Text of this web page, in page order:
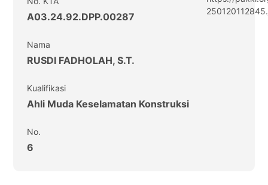
A03.24.92.DPP.00287
Nama
RUSDI FADHOLAH, S.T.
Kualifikasi
Ahli Muda Keselamatan Konstruksi
No.
6